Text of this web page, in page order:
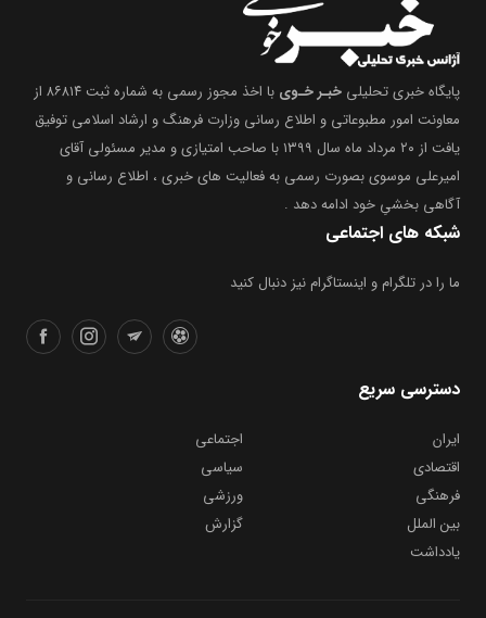
پایگاه خبری تحلیلی خبـر خـوی
با اخذ مجوز رسمی به شماره ثبت ۸۶۸۱۴ از
معاونت امور مطبوعاتی و اطلاع رسانی وزارت فرهنگ و ارشاد اسلامی توفیق
یافت از ۲۰ مرداد ماه سال ۱۳۹۹ با صاحب امتیازی و مدیر مسئولی آقای
امیرعلی موسوی بصورت رسمی به فعالیت های خبری ، اطلاع رسانی و
آگاهی بخشیِ خود ادامه دهد .
شبکه های اجتماعی
ما را در تلگرام و اینستاگرام نیز دنبال کنید
دسترسی سریع
ایران
اجتماعی
اقتصادی
سیاسی
فرهنگی
ورزشی
بین الملل
گزارش
یادداشت